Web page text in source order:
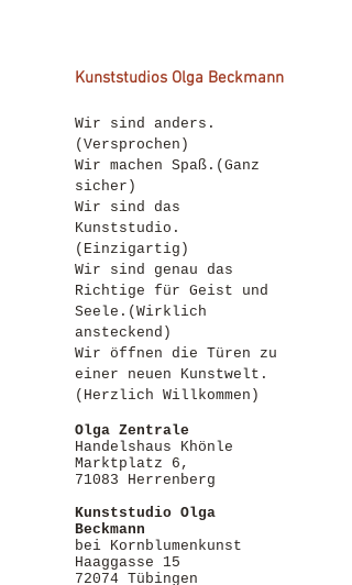
Kunststudios Olga Beckmann
Wir sind anders.
(Versprochen)
Wir machen Spaß.(Ganz
sicher)
Wir sind das
Kunststudio.
(Einzigartig)
Wir sind genau das
Richtige für Geist und
Seele.(Wirklich
ansteckend)
Wir öffnen die Türen zu
einer neuen Kunstwelt.
(Herzlich Willkommen)
Olga Zentrale
Handelshaus Khönle
Marktplatz 6,
71083 Herrenberg
Kunststudio Olga
Beckmann
bei Kornblumenkunst
Haaggasse 15
72074 Tübingen​